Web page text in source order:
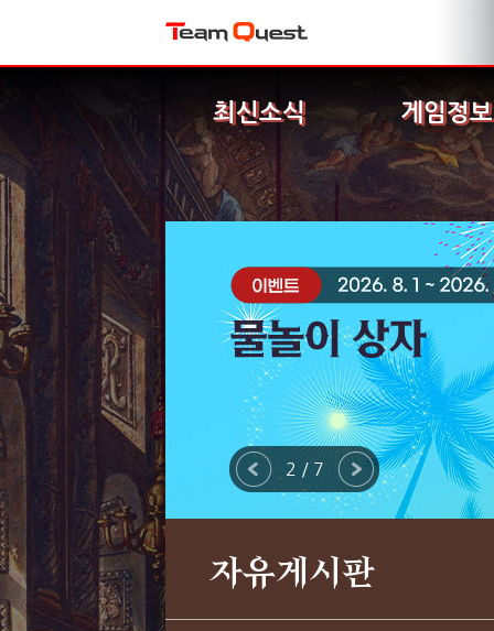
최신소식 게임정보
2 / 7
자유게시판